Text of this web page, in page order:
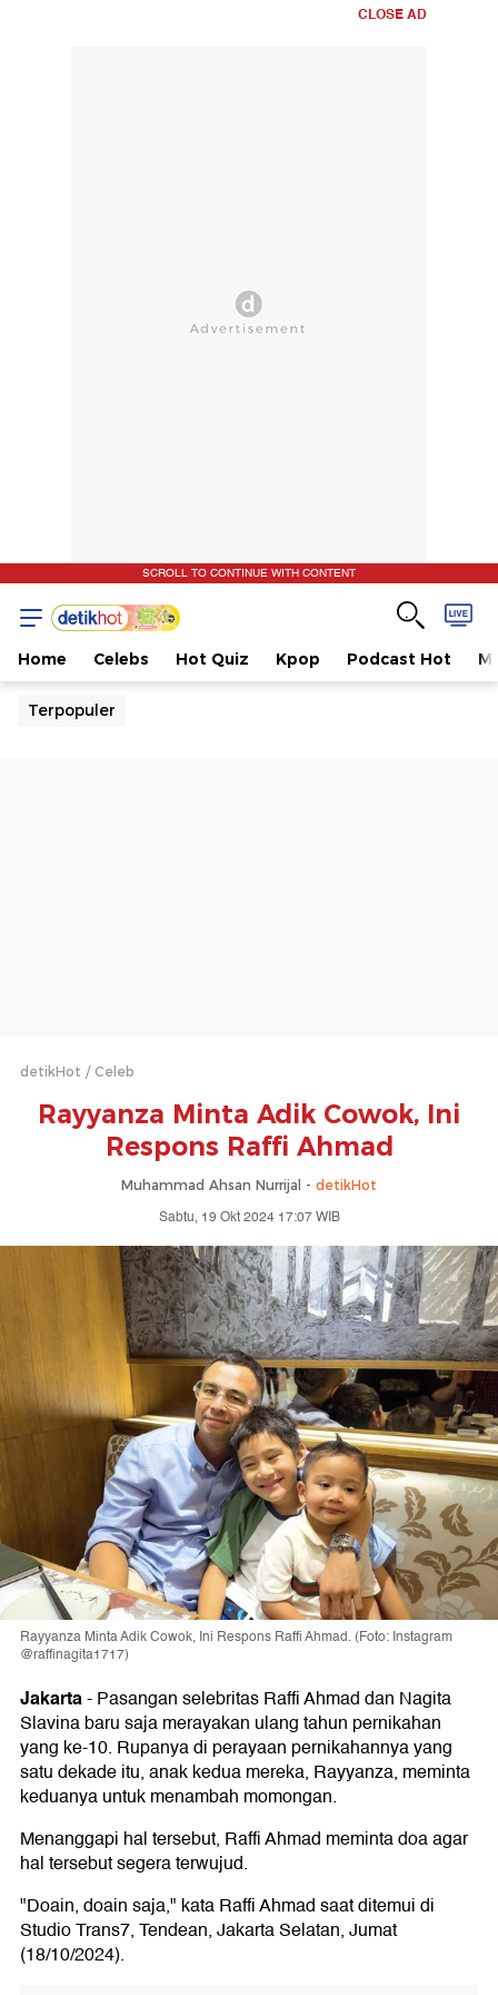
CLOSE AD
SCROLL TO CONTINUE WITH CONTENT
Home Celebs Hot Quiz Kpop Podcast Hot
Terpopuler
detikHot Celeb
Rayyanza Minta Adik Cowok, Ini
Respons Raffi Ahmad
Muhammad Ahsan Nurrijal - detikHot
Sabtu, 19 Okt 2024 17:07 WIB
Rayyanza Minta Adik Cowok, Ini Respons Raffi Ahmad. (Foto: Instagram
@raffinagita1717)
Jakarta-Pasangan selebritas Raffi Ahmad dan Nagita
Slavina baru saja merayakan ulang tahun pernikahan
yang ke-10. Rupanya di perayaan pernikahannya yang
satu dekade itu, anak kedua mereka, Rayyanza, meminta
keduanya untuk menambah momongan.
Menanggapi hal tersebut, Raffi Ahmad meminta doa agar
hal tersebut segera terwujud.
"Doain, doain saja," kata Raffi Ahmad saat ditemui di
Studio Trans7, Tendean, Jakarta Selatan, Jumat
(18/10/2024).